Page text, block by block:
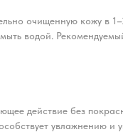
очищенную кожу в
водой.
действие без
увлажнению